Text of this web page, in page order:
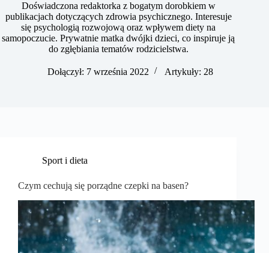
Doświadczona redaktorka z bogatym dorobkiem w
publikacjach dotyczących zdrowia psychicznego. Interesuje
się psychologią rozwojową oraz wpływem diety na
samopoczucie. Prywatnie matka dwójki dzieci, co inspiruje ją
do zgłębiania tematów rodzicielstwa.
Dołączył: 7 września 2022 Artykuły: 28
Sport i dieta
Czym cechują się porządne czepki na basen?